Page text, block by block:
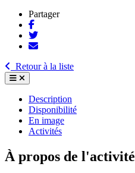
Partager
Retour à la liste
Description
Disponibilité
En image
Activités
À propos de l'activité